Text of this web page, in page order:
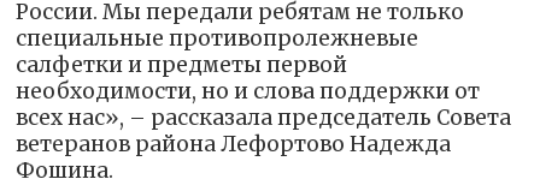
России. Мы передали ребятам не только
специальные противопролежневые
салфетки и предметы первой
необходимости, но и слова поддержки от
всех нас», – рассказала председатель Совета
ветеранов района Лефортово Надежда
Фошина.